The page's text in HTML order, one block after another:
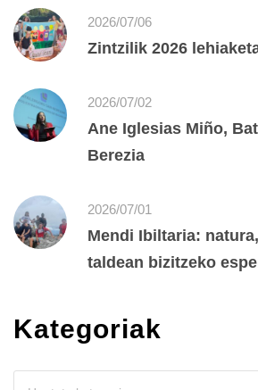
2026/07/06
Zintzilik 2026
2026/07/02
Ane Iglesias Miño,
Berezia
2026/07/01
Mendi Ibiltaria:
taldean bizitzeko
Kategoriak